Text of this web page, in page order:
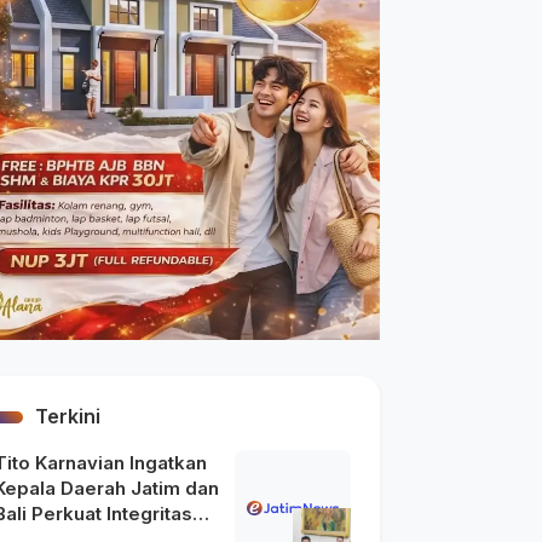
Terkini
Karnavian Ingatkan
Daerah Jatim dan
Perkuat Integritas